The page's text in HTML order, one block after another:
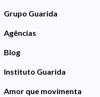
Grupo Guarida
Agências
Blog
Instituto Guarida
Amor que movimenta